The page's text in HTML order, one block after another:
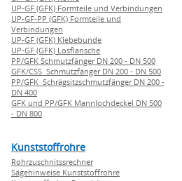
UP-GF (GFK) Formteile und Verbindungen
UP-GF-PP (GFK) Formteile und
Verbindungen
UP-GF (GFK) Klebebunde
UP-GF (GFK) Losflansche
PP/GFK Schmutzfänger DN 200 - DN 500
GFK/CSS Schmutzfänger DN 200 - DN 500
PP/GFK Schrägsitzschmutzfänger DN 200 -
DN 400
GFK und PP/GFK Mannlochdeckel DN 500
- DN 800
Kunststoffrohre
Rohrzuschnitssrechner
Sägehinweise Kunststoffrohre